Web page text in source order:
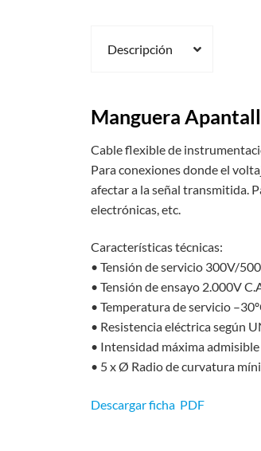
Descripción
Manguera
Cable flexible de
Para conexiones donde el
afectar a la señal transmitida.
electrónicas, etc.
Características técnicas:
• Tensión de servicio 300V/
• Tensión de ensayo 2.000V
• Temperatura de servicio
• Resistencia eléctrica según
• Intensidad máxima
• 5 x Ø Radio de curvatura
Descargar ficha PDF